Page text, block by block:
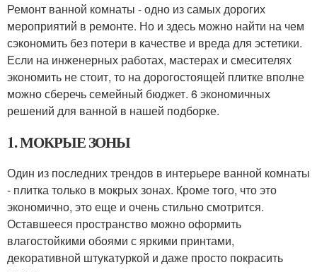
Ремонт ванной комнаты - одно из самых дорогих
мероприятий в ремонте. Но и здесь можно найти на чем
сэкономить без потери в качестве и вреда для эстетики.
Если на инженерных работах, мастерах и смесителях
экономить не стоит, то на дорогостоящей плитке вполне
можно сберечь семейный бюджет. 6 экономичных
решений для ванной в нашей подборке.
1. МОКРЫЕ ЗОНЫ
Один из последних трендов в интерьере ванной комнаты
- плитка только в мокрых зонах. Кроме того, что это
экономично, это еще и очень стильно смотрится.
Оставшееся пространство можно оформить
влагостойкими обоями с яркими принтами,
декоративной штукатуркой и даже просто покрасить